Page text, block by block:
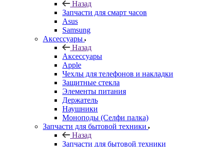
Аксессуары
Назад
Аксессуары
Apple
Чехлы для телефонов и накладки
Защитные стекла
Элементы питания
Держатель
Наушники
Моноподы (Селфи палка)
Запчасти для бытовой техники
Назад
Запчасти для бытовой техники
Запчасти для блендеров и миксеров
Запчасти для водонагревателей
Запчасти для кофемашин